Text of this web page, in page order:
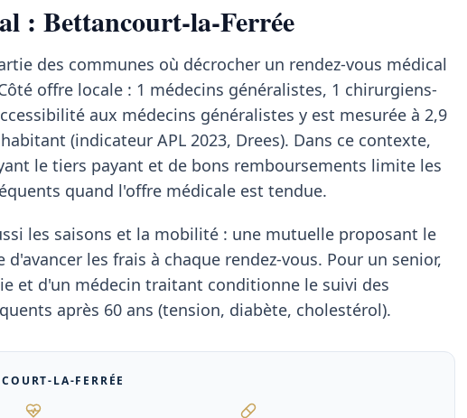
: Bettancourt-la-Ferrée
des communes où décrocher un rendez-vous médical
offre locale : 1 médecins généralistes, 1 chirurgiens-
aux médecins généralistes y est mesurée à 2,9
(indicateur APL 2023, Drees). Dans ce contexte,
le tiers payant et de bons remboursements limite les
quand l'offre médicale est tendue.
les saisons et la mobilité : une mutuelle proposant le
les frais à chaque rendez-vous. Pour un senior,
et d'un médecin traitant conditionne le suivi des
après 60 ans (tension, diabète, cholestérol).
LA-FERRÉE